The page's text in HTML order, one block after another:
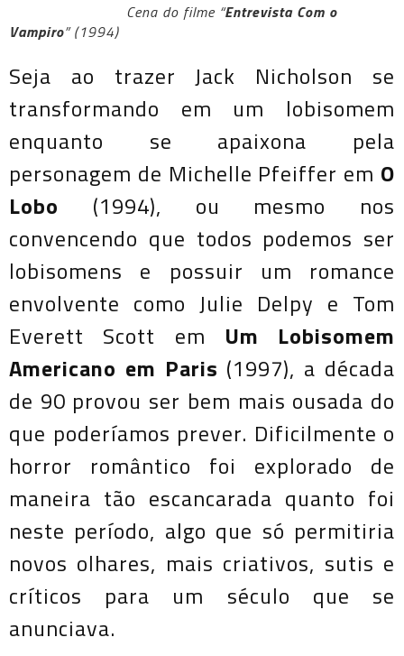
Cena do filme “Entrevista Com o
Vampiro” (1994)
Seja ao trazer Jack Nicholson se
transformando em um lobisomem
enquanto se apaixona pela
personagem de Michelle Pfeiffer em O
Lobo (1994), ou mesmo nos
convencendo que todos podemos ser
lobisomens e possuir um romance
envolvente como Julie Delpy e Tom
Everett Scott em Um Lobisomem
Americano em Paris (1997), a década
de 90 provou ser bem mais ousada do
que poderíamos prever. Dificilmente o
horror romântico foi explorado de
maneira tão escancarada quanto foi
neste período, algo que só permitiria
novos olhares, mais criativos, sutis e
críticos para um século que se
anunciava.